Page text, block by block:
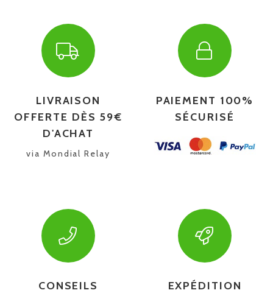
LIVRAISON
OFFERTE DÈS 59€
D'ACHAT
via Mondial Relay
PAIEMENT 100%
SÉCURISÉ
CONSEILS
EXPÉDITION